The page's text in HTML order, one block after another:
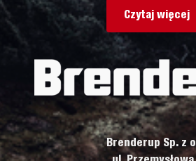
Czytaj więcej
Brenderup Sp. z